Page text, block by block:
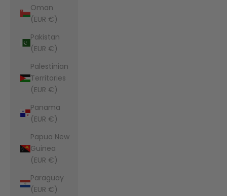
Oman
(EUR €)
Pakistan
(EUR €)
Palestinian
Territories
(EUR €)
Panama
(EUR €)
Papua New
Guinea
(EUR €)
Paraguay
(EUR €)